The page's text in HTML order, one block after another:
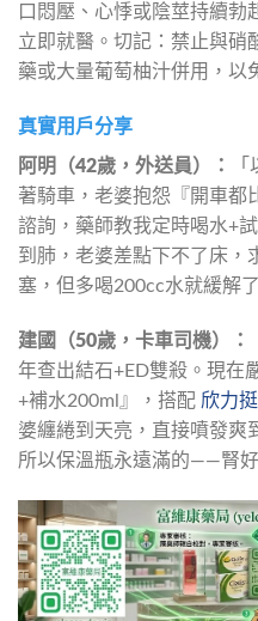
口悶壓、心悸或陰莖持續勃
立即就醫。切記：禁止與硝
藥或大量葡萄柚汁併用，以
真實用戶分享
阿明（42歲，外送員）：
著騎車，老婆抱怨『開車
諮詢，藥師教我定時喝水+試
到肺，老婆差點下不了床，
塞，但多喝200cc水就緩解
建國（50歲，卡車司機）：
年查出結石+ED雙殺。現在
+補水200ml』，搭配 欣力
婆纏綣到天亮，直接噴發爽
所以保溫瓶永遠滿的——腎好